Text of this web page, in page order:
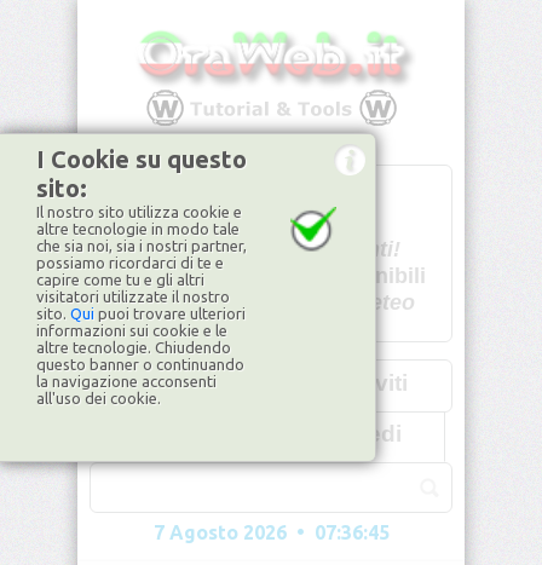
U - -
Spiacenti!
non disponibili
Dati meteo
©2026ilMeteo.it
Iscriviti
Accedi
7 Agosto 2026 • 07:36:48
I Cookie su questo
sito:
Il nostro sito utilizza cookie e
altre tecnologie in modo tale
che sia noi, sia i nostri partner,
possiamo ricordarci di te e
capire come tu e gli altri
visitatori utilizzate il nostro
sito. Qui puoi trovare ulteriori
informazioni sui cookie e le
altre tecnologie. Chiudendo
questo banner o continuando
la navigazione acconsenti
all'uso dei cookie.